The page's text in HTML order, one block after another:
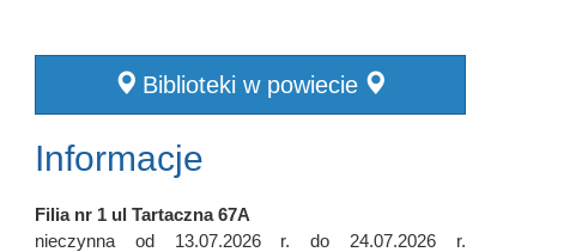
Biblioteki w powiecie
Informacje
Filia nr 1 ul Tartaczna 67A
nieczynna od 13.07.2026 r. do 24.07.2026 r.